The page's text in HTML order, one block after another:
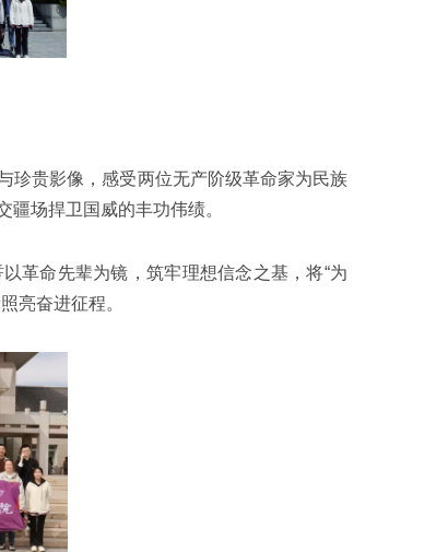
珍贵影像，感受两位无产阶级革命家为民族
场捍卫国威的丰功伟绩。
革命先辈为镜，筑牢理想信念之基，将“为
亮奋进征程。